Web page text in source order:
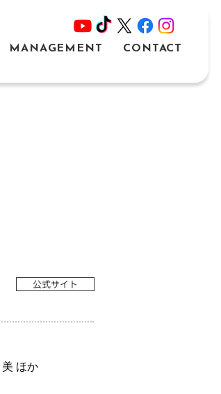
MANAGEMENT CONTACT
公式サイト
ほか